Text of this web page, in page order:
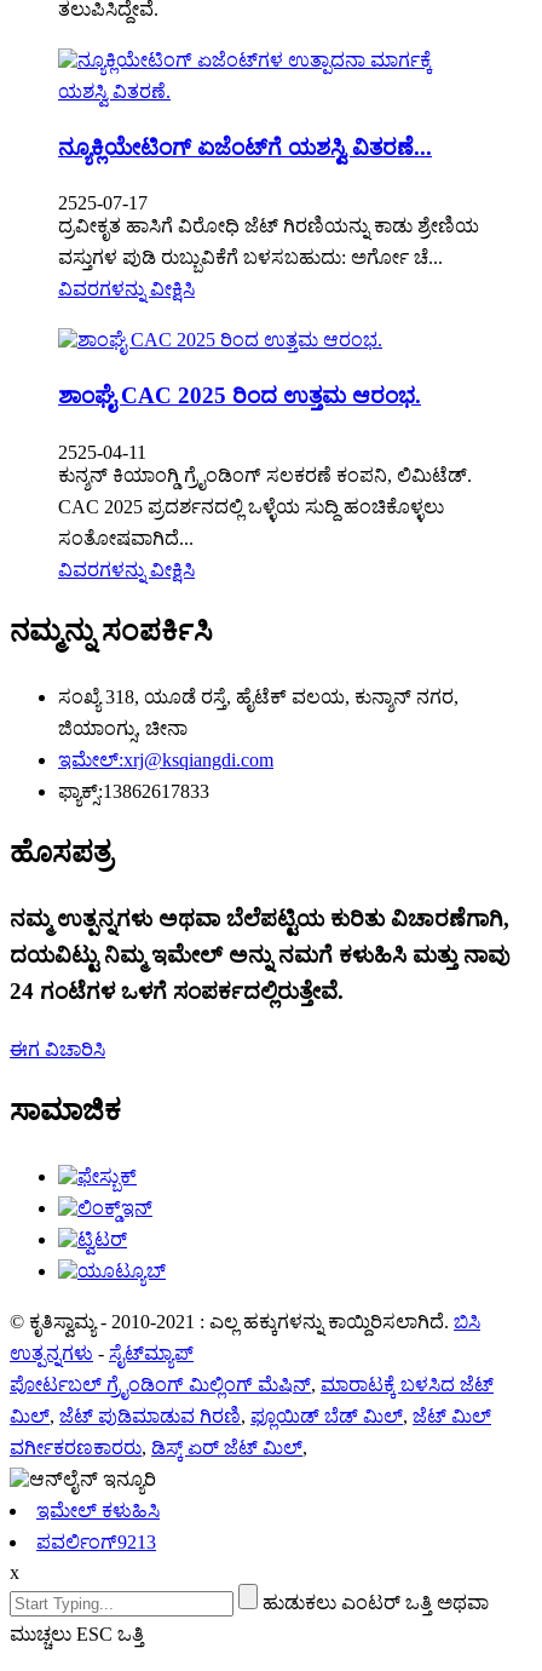
ತಲುಪಿಸಿದ್ದೇವೆ.
ನ್ಯೂಕ್ಲಿಯೇಟಿಂಗ್ ಏಜೆಂಟ್‌ಗೆ ಯಶಸ್ವಿ ವಿತರಣೆ...
2525-07-17
ದ್ರವೀಕೃತ ಹಾಸಿಗೆ ವಿರೋಧಿ ಜೆಟ್ ಗಿರಣಿಯನ್ನು ಕಾಡು ಶ್ರೇಣಿಯ
ವಸ್ತುಗಳ ಪುಡಿ ರುಬ್ಬುವಿಕೆಗೆ ಬಳಸಬಹುದು: ಅರ್ಗೋ ಚೆ...
ವಿವರಗಳನ್ನು ವೀಕ್ಷಿಸಿ
ಶಾಂಘೈ CAC 2025 ರಿಂದ ಉತ್ತಮ ಆರಂಭ.
2525-04-11
ಕುನ್ಶನ್ ಕಿಯಾಂಗ್ಡಿ ಗ್ರೈಂಡಿಂಗ್ ಸಲಕರಣೆ ಕಂಪನಿ, ಲಿಮಿಟೆಡ್.
CAC 2025 ಪ್ರದರ್ಶನದಲ್ಲಿ ಒಳ್ಳೆಯ ಸುದ್ದಿ ಹಂಚಿಕೊಳ್ಳಲು
ಸಂತೋಷವಾಗಿದೆ...
ವಿವರಗಳನ್ನು ವೀಕ್ಷಿಸಿ
ನಮ್ಮನ್ನು ಸಂಪರ್ಕಿಸಿ
ಸಂಖ್ಯೆ 318, ಯೂಡೆ ರಸ್ತೆ, ಹೈಟೆಕ್ ವಲಯ, ಕುನ್ಶಾನ್ ನಗರ,
ಜಿಯಾಂಗ್ಸು, ಚೀನಾ
ಇಮೇಲ್:xrj@ksqiangdi.com
ಫ್ಯಾಕ್ಸ್:13862617833
ಹೊಸಪತ್ರ
ನಮ್ಮ ಉತ್ಪನ್ನಗಳು ಅಥವಾ ಬೆಲೆಪಟ್ಟಿಯ ಕುರಿತು ವಿಚಾರಣೆಗಾಗಿ,
ದಯವಿಟ್ಟು ನಿಮ್ಮ ಇಮೇಲ್ ಅನ್ನು ನಮಗೆ ಕಳುಹಿಸಿ ಮತ್ತು ನಾವು
24 ಗಂಟೆಗಳ ಒಳಗೆ ಸಂಪರ್ಕದಲ್ಲಿರುತ್ತೇವೆ.
ಈಗ ವಿಚಾರಿಸಿ
ಸಾಮಾಜಿಕ
© ಕೃತಿಸ್ವಾಮ್ಯ - 2010-2021 : ಎಲ್ಲ ಹಕ್ಕುಗಳನ್ನು ಕಾಯ್ದಿರಿಸಲಾಗಿದೆ. ಬಿಸಿ
ಉತ್ಪನ್ನಗಳು - ಸೈಟ್‌ಮ್ಯಾಪ್
ಪೋರ್ಟಬಲ್ ಗ್ರೈಂಡಿಂಗ್ ಮಿಲ್ಲಿಂಗ್ ಮೆಷಿನ್, ಮಾರಾಟಕ್ಕೆ ಬಳಸಿದ ಜೆಟ್
ಮಿಲ್, ಜೆಟ್ ಪುಡಿಮಾಡುವ ಗಿರಣಿ, ಫ್ಲೂಯಿಡ್ ಬೆಡ್ ಮಿಲ್, ಜೆಟ್ ಮಿಲ್
ವರ್ಗೀಕರಣಕಾರರು, ಡಿಸ್ಕ್ ಏರ್ ಜೆಟ್ ಮಿಲ್,
ಇಮೇಲ್ ಕಳುಹಿಸಿ
ಪವರ್ಲಿಂಗ್9213
x
ಹುಡುಕಲು ಎಂಟರ್ ಒತ್ತಿ ಅಥವಾ
ಮುಚ್ಚಲು ESC ಒತ್ತಿ